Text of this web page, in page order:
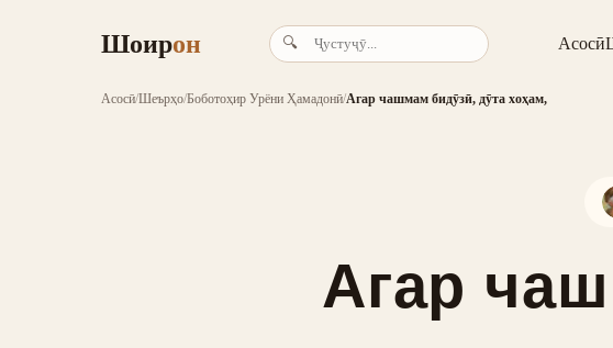
Шоирон 🔍 Асосӣ
Асосӣ/Шеърҳо/Боботоҳир Урёни Ҳамадонӣ/Агар чашмам бидӯзӣ, дӯта хоҳам,
Агар